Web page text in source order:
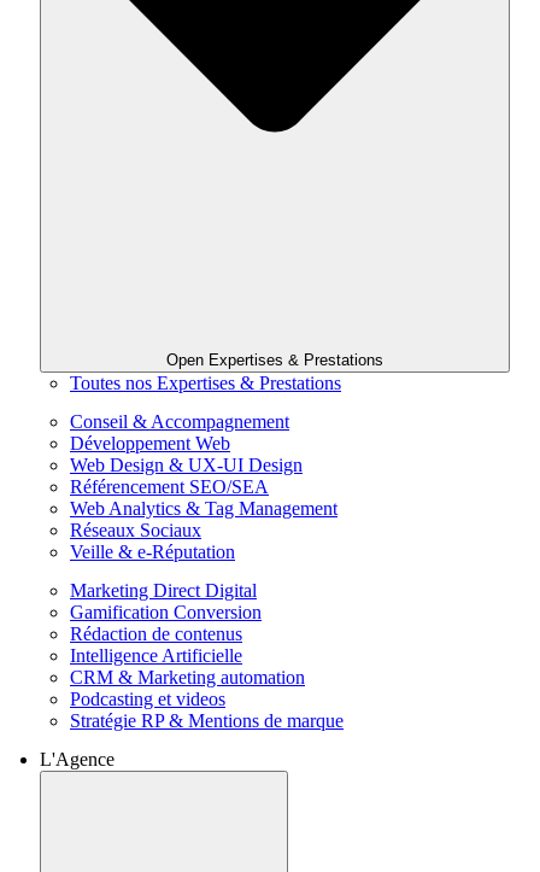
Open Expertises & Prestations
Toutes nos Expertises & Prestations
Conseil & Accompagnement
Développement Web
Web Design & UX-UI Design
Référencement SEO/SEA
Web Analytics & Tag Management
Réseaux Sociaux
Veille & e-Réputation
Marketing Direct Digital
Gamification Conversion
Rédaction de contenus
Intelligence Artificielle
CRM & Marketing automation
Podcasting et videos
Stratégie RP & Mentions de marque
L'Agence